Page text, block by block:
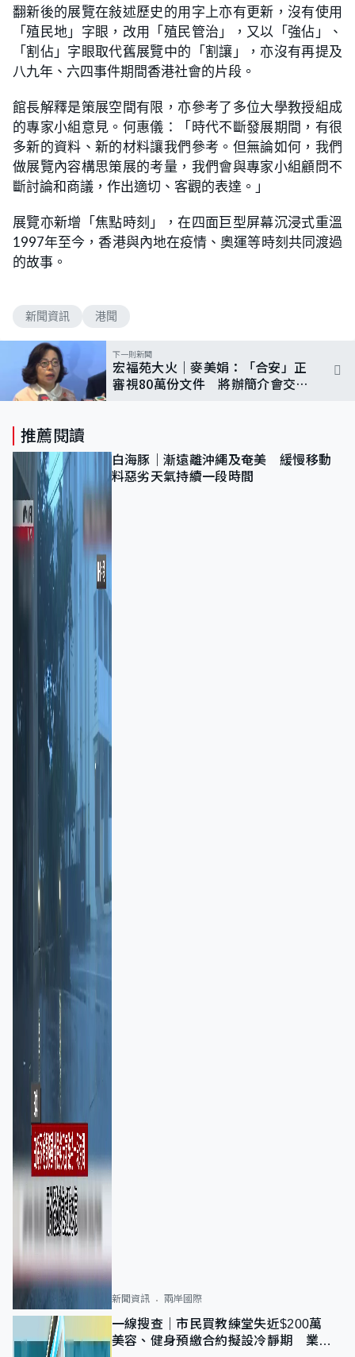
翻新後的展覽在敍述歷史的用字上亦有更新，沒有使用
「殖民地」字眼，改用「殖民管治」，又以「強佔」、
「割佔」字眼取代舊展覽中的「割讓」，亦沒有再提及
八九年、六四事件期間香港社會的片段。
館長解釋是策展空間有限，亦參考了多位大學教授組成
的專家小組意見。何惠儀：「時代不斷發展期間，有很
多新的資料、新的材料讓我們參考。但無論如何，我們
做展覽內容構思策展的考量，我們會與專家小組顧問不
斷討論和商議，作出適切、客觀的表達。」
展覽亦新增「焦點時刻」，在四面巨型屏幕沉浸式重溫
1997年至今，香港與內地在疫情、奧運等時刻共同渡過
的故事。
新聞資訊 港聞
下一則新聞
宏福苑大火｜麥美娟：「合安」正
審視80萬份文件 將辦簡介會交代
推薦閱讀
白海豚｜漸遠離沖繩及奄美 緩慢移動
料惡劣天氣持續一段時間
新聞資訊 兩岸國際
一線搜查｜市民買教練堂失近$200萬
美容、健身預繳合約擬設冷靜期 業界